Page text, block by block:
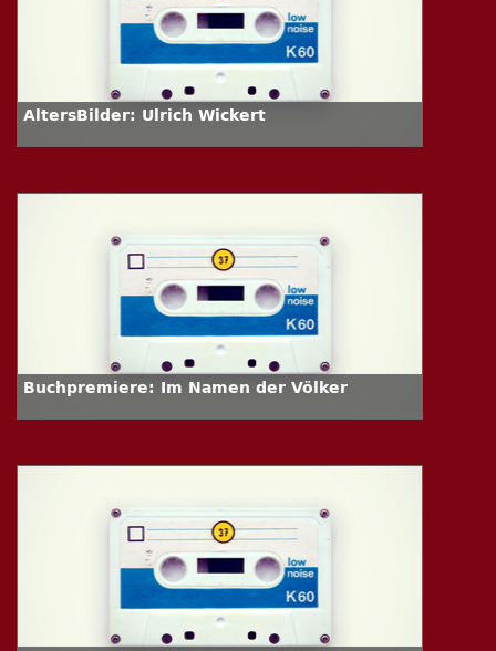
AltersBilder: Ulrich Wickert
Buchpremiere: Im Namen der Völker